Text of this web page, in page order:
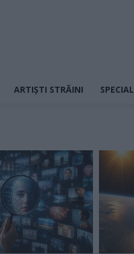
ARTIȘTI STRĂINI SPECIAL